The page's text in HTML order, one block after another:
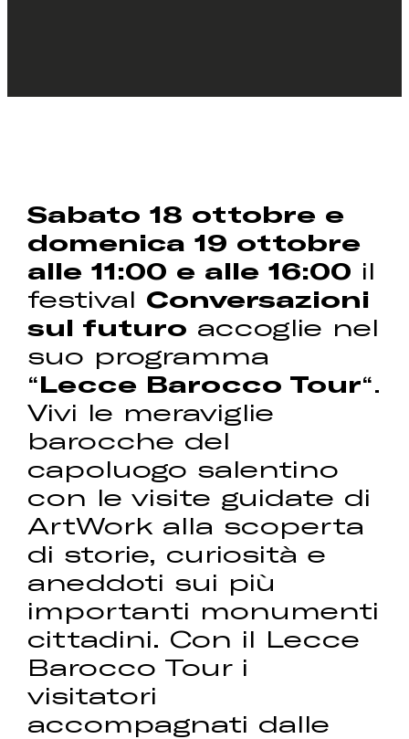
Sabato 18 ottobre e
domenica 19 ottobre
alle 11:00 e alle 16:00 il
festival Conversazioni
sul futuro accoglie nel
suo programma
“Lecce Barocco Tour“.
Vivi le meraviglie
barocche del
capoluogo salentino
con le visite guidate di
ArtWork alla scoperta
di storie, curiosità e
aneddoti sui più
importanti monumenti
cittadini. Con il Lecce
Barocco Tour i
visitatori
accompagnati dalle